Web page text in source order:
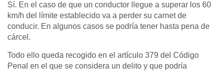
Sí. En el caso de que un conductor llegue a superar los 60
km/h del límite establecido va a perder su carnet de
conducir. En algunos casos se podría tener hasta pena de
cárcel.
Todo ello queda recogido en el artículo 379 del Código
Penal en el que se considera un delito y que podría